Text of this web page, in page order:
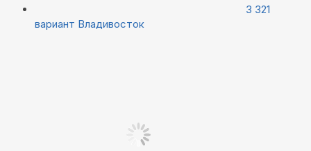
3 321
вариант Владивосток